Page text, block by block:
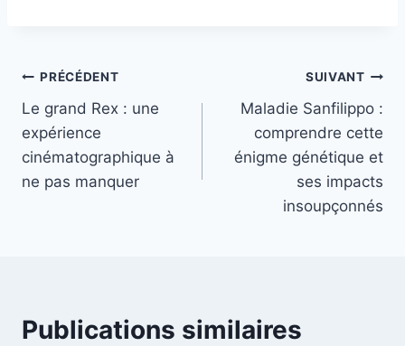
Navigation
de
l’article
PRÉCÉDENT
Le grand Rex : une
expérience
cinématographique à
ne pas manquer
SUIVANT
Maladie Sanfilippo :
comprendre cette
énigme génétique et
ses impacts
insoupçonnés
Publications similaires